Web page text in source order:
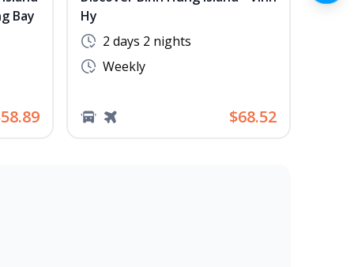
Bay
Hy
2 days 2 nights
Weekly
$68.52